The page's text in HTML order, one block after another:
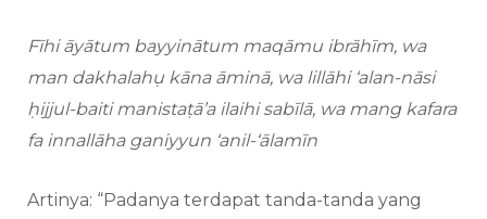
Fīhi āyātum bayyinātum maqāmu ibrāhīm, wa
man dakhalahụ kāna āminā, wa lillāhi ‘alan-nāsi
ḥijjul-baiti manistaṭā’a ilaihi sabīlā, wa mang kafara
fa innallāha ganiyyun ‘anil-‘ālamīn
Artinya: “Padanya terdapat tanda-tanda yang